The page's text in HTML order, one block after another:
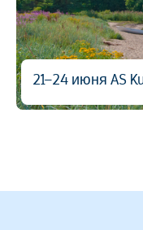
21–24 июня AS